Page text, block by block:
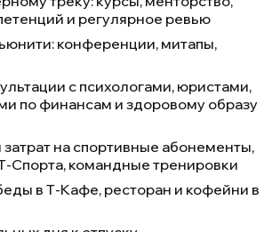
и регулярное ревью
конференции, митапы,
с психологами, юристами,
по финансам и здоровому образу
на спортивные абонементы,
Спорта, командные тренировки
в Т-Кафе, ресторан и кофейни в